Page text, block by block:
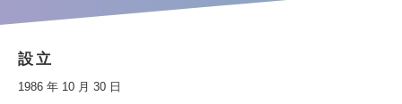
設立
1986 年 10 月 30 日